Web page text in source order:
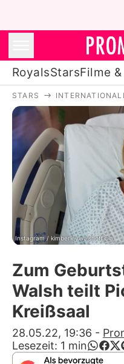
RoyalsStarsFilme
Alle
App
STARS
Instagram / kimberleywalshofficial
Zum
Walsh teilt
Kreißsaal
28.05.22, 19:36 -
Lesezeit: 1 min